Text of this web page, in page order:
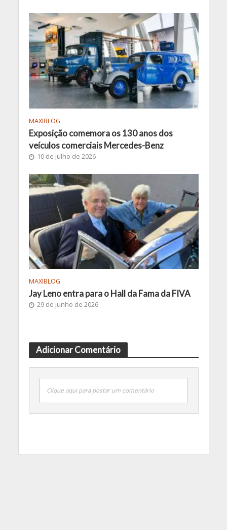
MAXIBLOG
Exposição comemora os 130 anos dos
veículos comerciais Mercedes-Benz
10 de julho de 2026
MAXIBLOG
Jay Leno entra para o Hall da Fama da FIVA
29 de junho de 2026
Adicionar Comentário
Clique aqui para postar um comentário